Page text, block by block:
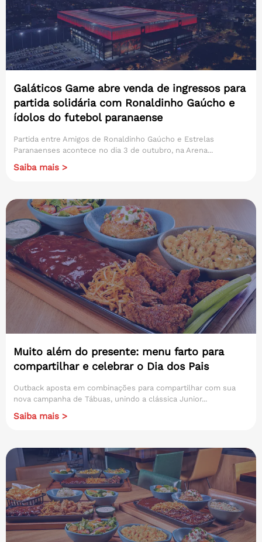
Galáticos Game abre venda de ingressos para
partida solidária com Ronaldinho Gaúcho e
ídolos do futebol paranaense
Partida entre Amigos de Ronaldinho Gaúcho e Estrelas
Paranaenses acontece no dia 3 de outubro, na Arena...
Saiba mais >
Muito além do presente: menu farto para
compartilhar e celebrar o Dia dos Pais
Outback aposta em combinações para compartilhar com sua
nova campanha de Tábuas, unindo a clássica Junior...
Saiba mais >